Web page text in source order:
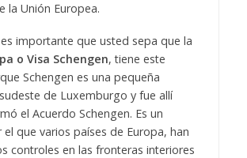
la Unión Europea.
importante que usted sepa que la
o Visa Schengen, tiene este
Schengen es una pequeña
de Luxemburgo y fue allí
el Acuerdo Schengen. Es un
que varios países de Europa, han
controles en las fronteras interiores